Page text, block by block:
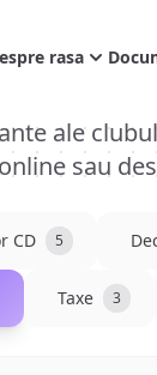
rasa
ale
sau
CD 5
Taxe 3